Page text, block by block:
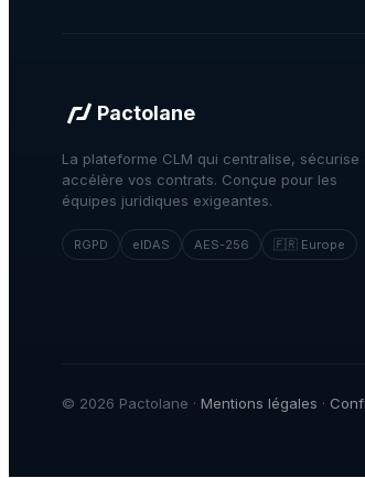
Pactolane
La plateforme CLM qui centralise, sécurise
accélère vos contrats. Conçue pour les
équipes juridiques exigeantes.
RGPD eIDAS AES-256 🇫🇷 Europe
© 2026 Pactolane · Mentions légales ·